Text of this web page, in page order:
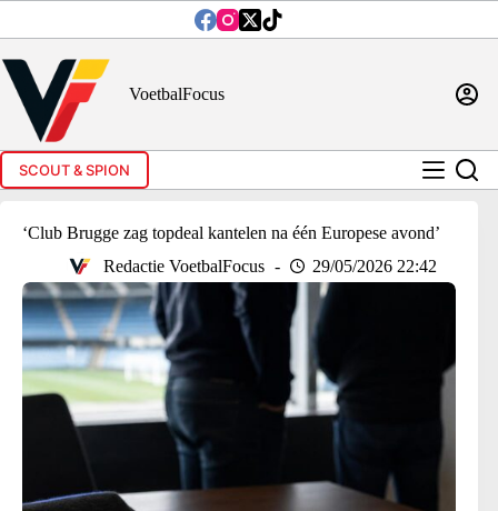
inhoud
VoetbalFocus
SCOUT & SPION
‘Club Brugge zag topdeal kantelen na één Europese avond’
Redactie VoetbalFocus
29/05/2026 22:42